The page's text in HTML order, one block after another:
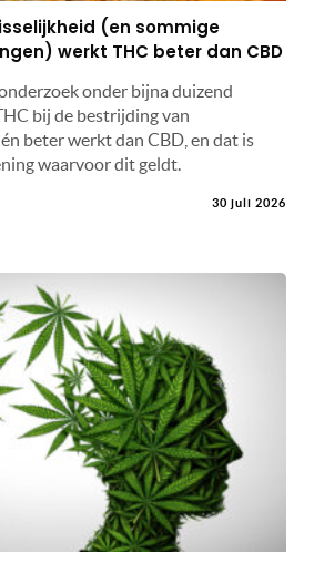
(en sommige
werkt THC beter dan CBD
onder bijna duizend
bij de bestrijding van
beter werkt dan CBD, en dat is
waarvoor dit geldt.
30 juli 2026